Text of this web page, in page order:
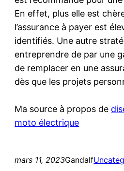
En effet, plus elle est
l’assurance à payer est
identifiés. Une autre
entreprendre de par une
de remplacer en une
dès que les projets
Ma source à propos de
moto électrique
mars 11, 2023Gandalf